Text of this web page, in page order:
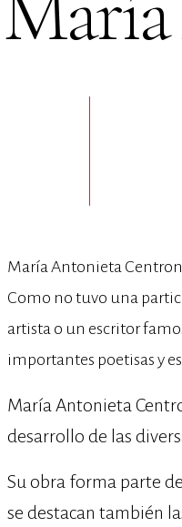
María Antonieta
Como no tuvo una
artista o un escritor
importantes poetisas y
María Antonieta
desarrollo de las
Su obra forma parte
se destacan también